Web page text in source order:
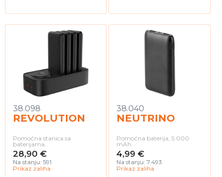
38.098
REVOLUTION
Pomoćna stanica sa
baterijama…
28,90 €
Na stanju: 591
Prikaz zaliha
38.040
NEUTRINO
Pomoćna baterija, 5.000
mAh
4,99 €
Na stanju: 7.493
Prikaz zaliha